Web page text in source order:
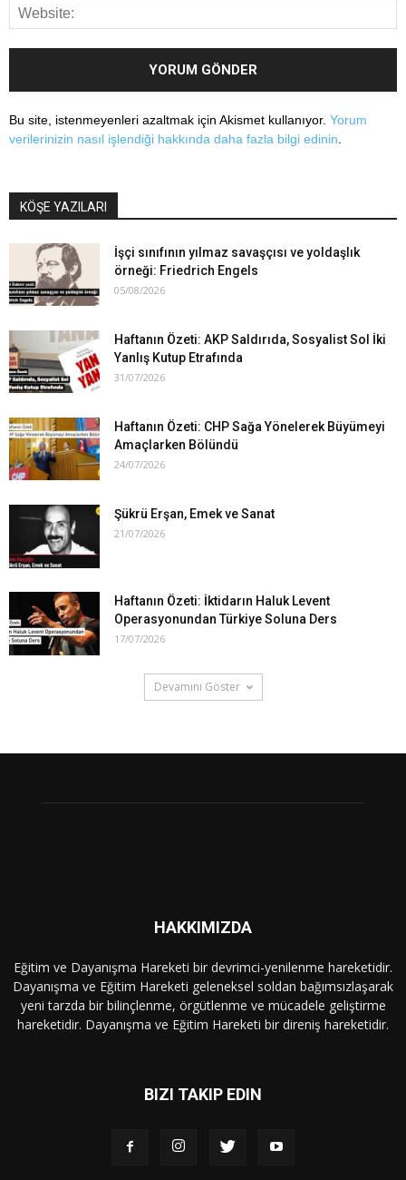
Bu site, istenmeyenleri azaltmak için Akismet kullanıyor. Yorum
verilerinizin nasıl işlendiği hakkında daha fazla bilgi edinin
KÖŞE YAZILARI
İşçi sınıfının yılmaz savaşçısı ve yoldaşlık
örneği: Friedrich Engels
05/08/2026
Haftanın Özeti: AKP Saldırıda, Sosyalist Sol İki
Yanlış Kutup Etrafında
31/07/2026
Haftanın Özeti: CHP Sağa Yönelerek Büyümeyi
Amaçlarken Bölündü
24/07/2026
Şükrü Erşan, Emek ve Sanat
21/07/2026
Haftanın Özeti: İktidarın Haluk Levent
Operasyonundan Türkiye Soluna Ders
17/07/2026
Devamını Göster
HAKKIMIZDA
Eğitim ve Dayanışma Hareketi bir devrimci-yenilenme hareketidir.
Dayanışma ve Eğitim Hareketi geleneksel soldan bağımsızlaşarak
yeni tarzda bir bilinçlenme, örgütlenme ve mücadele geliştirme
hareketidir. Dayanışma ve Eğitim Hareketi bir direniş hareketidir.
BIZI TAKIP EDIN